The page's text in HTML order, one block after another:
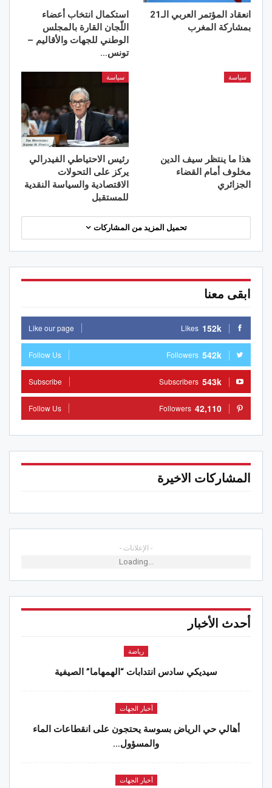
انعقاد المؤتمر العربي الـ21
بمشاركة المغرب
استكمال انتخاب أعضاء
اللّجان القارة بالمجلس
الوطني للجهات والأقاليم –
تونس…
سياسة
هذا ما ينتظر سيف الدين
مخلوف أمام القضاء
الجزائري
سياسة
رئيس الاحتياطي الفيدرالي
يركز على التحولات
الاقتصادية والسياسة النقدية
للمستقبل
تحميل المزيد من المشاركات
ابقى معنا
152k
Likes
Like our page
542k
Followers
Follow Us
543k
Subscribers
Subscribe
42,110
Followers
Follow Us
المشاركات الاخيرة
- الإعلانات -
Loading...
أحدث الأخبار
رياضة
سيديكي سادس انتدابات “الهمهاما” الصيفية
أخبار الجهات
أهالي حي الرياض بسوسة يحتجون على انقطاعات الماء
والمسؤول…
أخبار الجهات